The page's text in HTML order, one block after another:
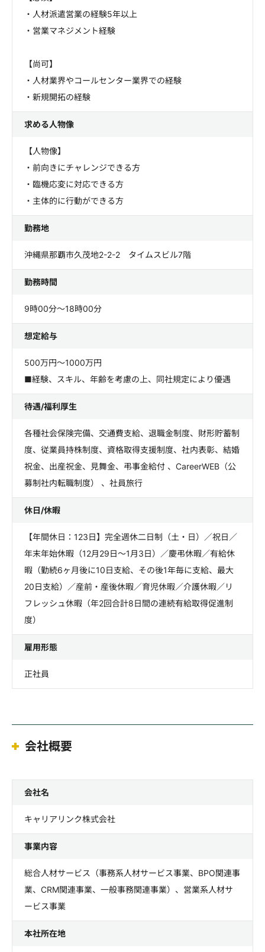
・人材派遣営業の経験5年以上
・営業マネジメント経験
【尚可】
・人材業界やコールセンター業界での経験
・新規開拓の経験
求める人物像
【人物像】
・前向きにチャレンジできる方
・臨機応変に対応できる方
・主体的に行動ができる方
勤務地
沖縄県那覇市久茂地2-2-2 タイムスビル7階
勤務時間
9時00分～18時00分
想定給与
500万円～1000万円
■経験、スキル、年齢を考慮の上、同社規定により優遇
待遇/福利厚生
各種社会保険完備、交通費支給、退職金制度、財形貯蓄制
度、従業員持株制度、資格取得支援制度、社内表彰、結婚
祝金、出産祝金、見舞金、弔事金給付 、CareerWEB（公
募制社内転職制度） 、社員旅行
休日/休暇
【年間休日：123日】完全週休二日制（土・日）／祝日／
年末年始休暇（12月29日～1月3日）／慶弔休暇／有給休
暇（勤続6ヶ月後に10日支給、その後1年毎に支給、最大
20日支給）／産前・産後休暇／育児休暇／介護休暇／リ
フレッシュ休暇（年2回合計8日間の連続有給取得促進制
度）
雇用形態
正社員
会社概要
会社名
キャリアリンク株式会社
事業内容
総合人材サービス（事務系人材サービス事業、BPO関連事
業、CRM関連事業、一般事務関連事業）、営業系人材サ
ービス事業
本社所在地